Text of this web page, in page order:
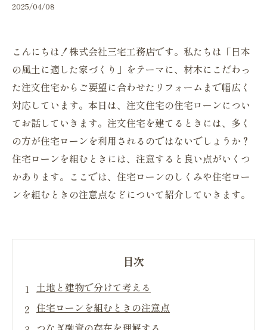
2025/04/08
こんにちは！株式会社三宅工務店です。私たちは「日本
の風土に適した家づくり」をテーマに、材木にこだわっ
た注文住宅からご要望に合わせたリフォームまで幅広く
対応しています。本日は、注文住宅の住宅ローンについ
てお話していきます。注文住宅を建てるときには、多く
の方が住宅ローンを利用されるのではないでしょうか？
住宅ローンを組むときには、注意すると良い点がいくつ
かあります。ここでは、住宅ローンのしくみや住宅ロー
ンを組むときの注意点などについて紹介していきます。
目次
土地と建物で分けて考える
住宅ローンを組むときの注意点